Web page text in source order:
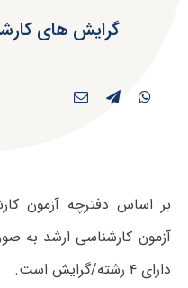
گرایش های
آزمون کارشناسی ارشد به
دارای ۴ رشته/گرایش است.